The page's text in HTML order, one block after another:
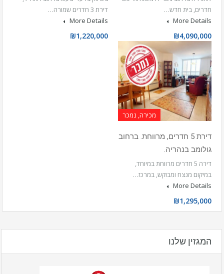
חדרים, בית חדש…
More Details
₪4,090,000
דירת 3 חדרים שמורה…
More Details
₪1,220,000
מכירה, נמכר
דירת 5 חדרים, מרווחת. ברחוב
גולומב בנהריה.
דירה 5 חדרים מרווחת במיוחד,
במיקום מנצח ומבוקש, במרכז…
More Details
₪1,295,000
המגזין שלנו